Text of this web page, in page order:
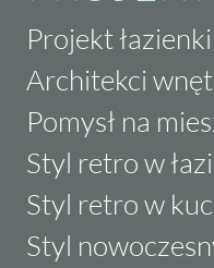
Projekt
Architekci
Pomysł na
Styl retro w
Styl retro w
Styl